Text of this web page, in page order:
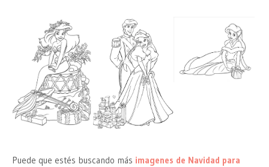
Puede que estés buscando más imagenes de Navidad para